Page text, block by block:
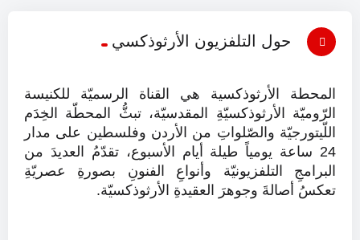
حول التلفزيون الأرثوذكسي
المحطة الأرثوذكسية هي القناة الرسميّة للكنيسة
الرّوميّة الأرثوذكسيّةِ المقدسيّة، تبثُّ المحطّة الخِدَم
اللّيتورجيّة والصّلواتِ من الأردن وفلسطين على مدار
24 ساعة يومياً طيلة أيام الأسبوع، تقدّمُ العديدَ من
البرامجِ التلفزيونيّة وأنواعِ الفنونِ بصورةِ عصريّةِ
تعكسُ أصالةَ وجوهرَ العقيدةِ الأرثوذكسيّة.